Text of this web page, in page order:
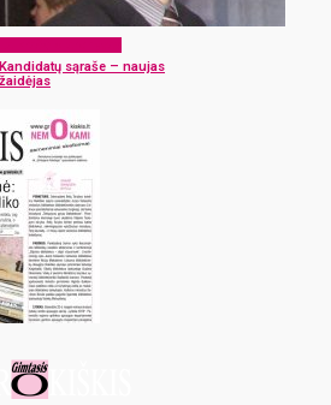
Kandidatų sąraše – naujas
žaidėjas